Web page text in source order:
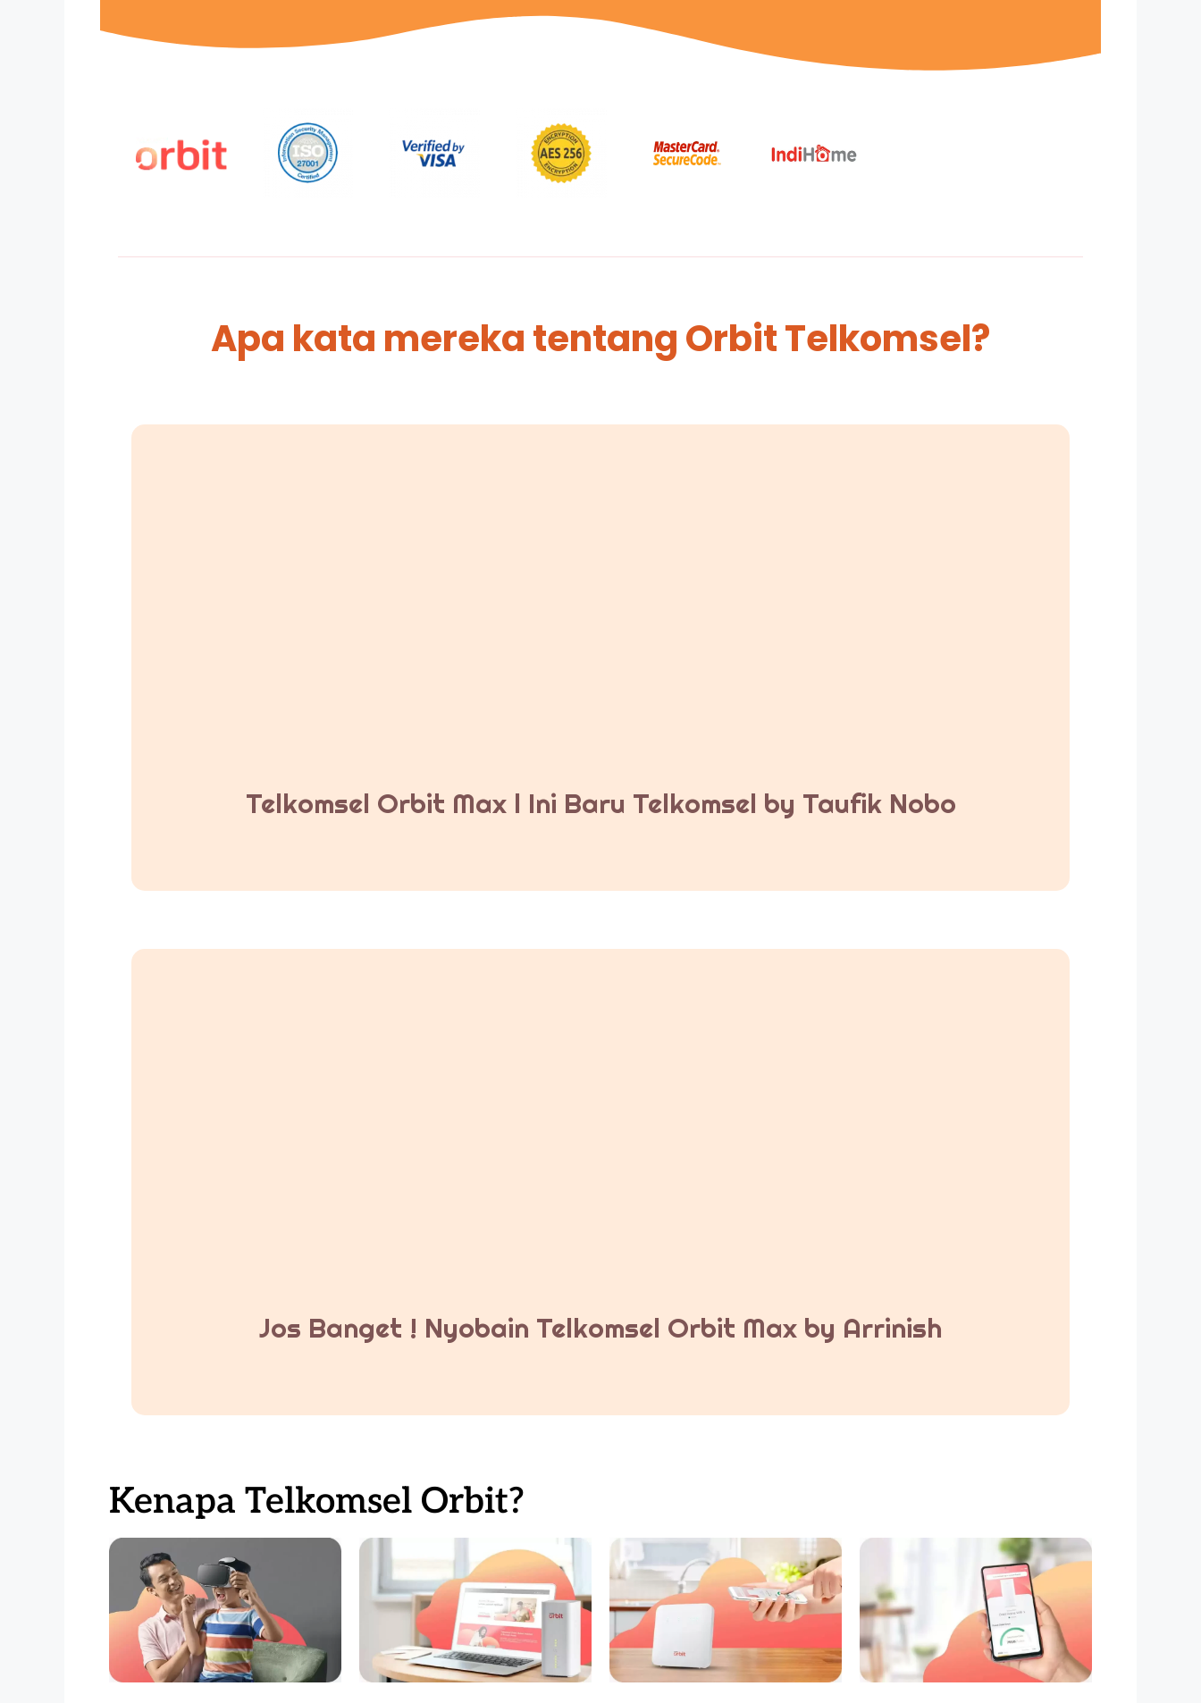
Apa kata mereka tentang Orbit Telkomsel?
Telkomsel Orbit Max l Ini Baru Telkomsel by Taufik Nobo
Jos Banget ! Nyobain Telkomsel Orbit Max by Arrinish
Kenapa Telkomsel Orbit?